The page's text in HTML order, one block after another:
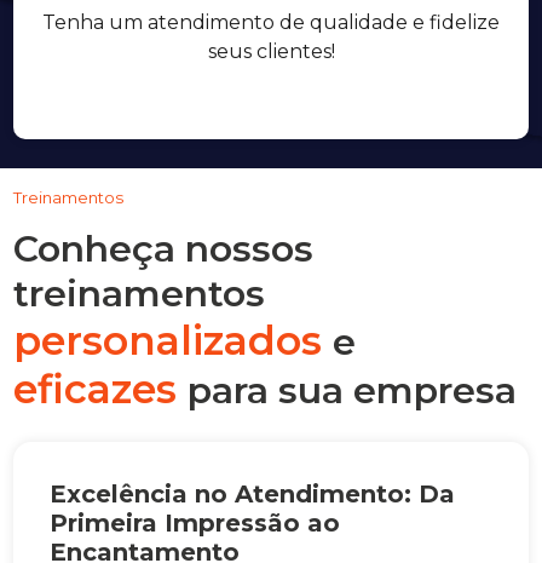
Tenha um atendimento de qualidade e fidelize
seus clientes!
Treinamentos
Conheça nossos
treinamentos
personalizados e
eficazes para sua empresa
Excelência no Atendimento: Da
Primeira Impressão ao
Encantamento